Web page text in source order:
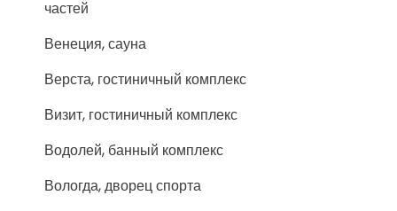
частей
Венеция, сауна
Верста, гостиничный комплекс
Визит, гостиничный комплекс
Водолей, банный комплекс
Вологда, дворец спорта